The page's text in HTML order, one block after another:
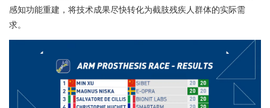
感知功能重建，将技术成果尽快转化为截肢残疾人群体的实际需
求。